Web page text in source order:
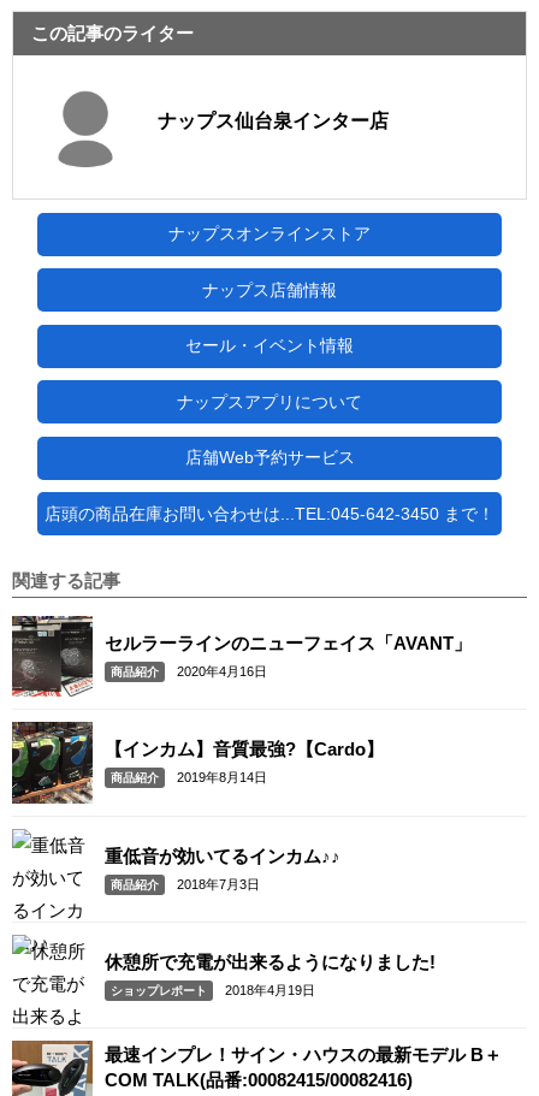
この記事のライター
ナップス仙台泉インター店
ナップスオンラインストア
ナップス店舗情報
セール・イベント情報
ナップスアプリについて
店舗Web予約サービス
店頭の商品在庫お問い合わせは...TEL:045-642-3450 まで！
関連する記事
セルラーラインのニューフェイス「AVANT」
商品紹介 2020年4月16日
【インカム】音質最強?【Cardo】
商品紹介 2019年8月14日
重低音が効いてるインカム♪♪
商品紹介 2018年7月3日
休憩所で充電が出来るようになりました!
ショップレポート 2018年4月19日
最速インプレ！サイン・ハウスの最新モデル B＋
COM TALK(品番:00082415/00082416)